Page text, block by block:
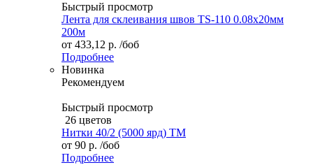
Быстрый просмотр
Лента для склеивания швов TS-110 0.08х20мм
200м
от 433,12 р. /боб
Подробнее
Новинка
Рекомендуем
Быстрый просмотр
26 цветов
Нитки 40/2 (5000 ярд) ТМ
от 90 р. /боб
Подробнее